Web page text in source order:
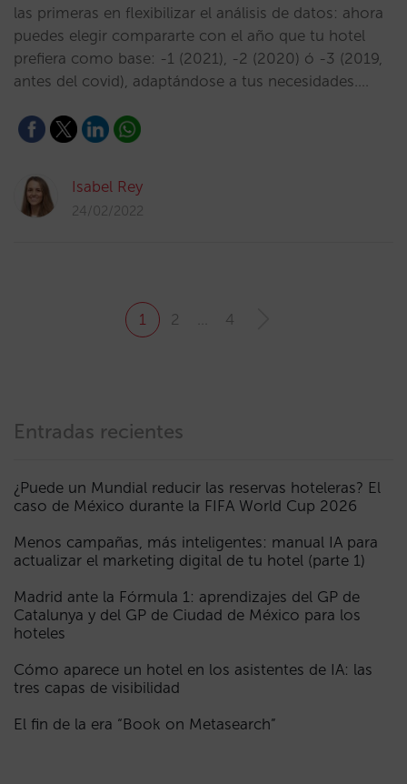
las primeras en flexibilizar el análisis de datos: ahora
puedes elegir compararte con el año que tu hotel
prefiera como base: -1 (2021), -2 (2020) ó -3 (2019,
antes del covid), adaptándose a tus necesidades.…
Isabel Rey
24/02/2022
1 2 4
Entradas recientes
¿Puede un Mundial reducir las reservas hoteleras? El
caso de México durante la FIFA World Cup 2026
Menos campañas, más inteligentes: manual IA para
actualizar el marketing digital de tu hotel (parte 1)
Madrid ante la Fórmula 1: aprendizajes del GP de
Catalunya y del GP de Ciudad de México para los
hoteles
Cómo aparece un hotel en los asistentes de IA: las
tres capas de visibilidad
El fin de la era “Book on Metasearch”